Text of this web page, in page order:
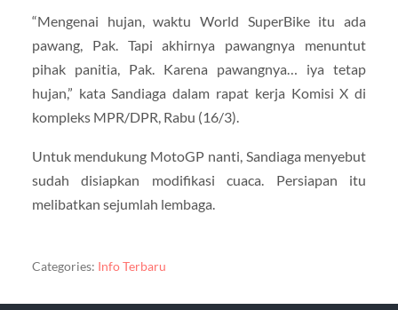
“Mengenai hujan, waktu World SuperBike itu ada
pawang, Pak. Tapi akhirnya pawangnya menuntut
pihak panitia, Pak. Karena pawangnya… iya tetap
hujan,” kata Sandiaga dalam rapat kerja Komisi X di
kompleks MPR/DPR, Rabu (16/3).
Untuk mendukung MotoGP nanti, Sandiaga menyebut
sudah disiapkan modifikasi cuaca. Persiapan itu
melibatkan sejumlah lembaga.
Categories: Info Terbaru